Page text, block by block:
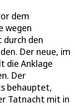
dem
wegen
den
Der neue, im
die Anklage
Der
behauptet,
Tatnacht mit in